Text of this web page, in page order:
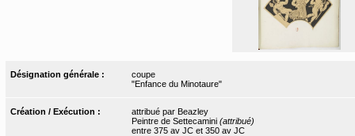
Désignation générale :
coupe
"Enfance du Minotaure"
Création / Exécution :
attribué par Beazley
Peintre de Settecamini (attribué)
entre 375 av JC et 350 av JC